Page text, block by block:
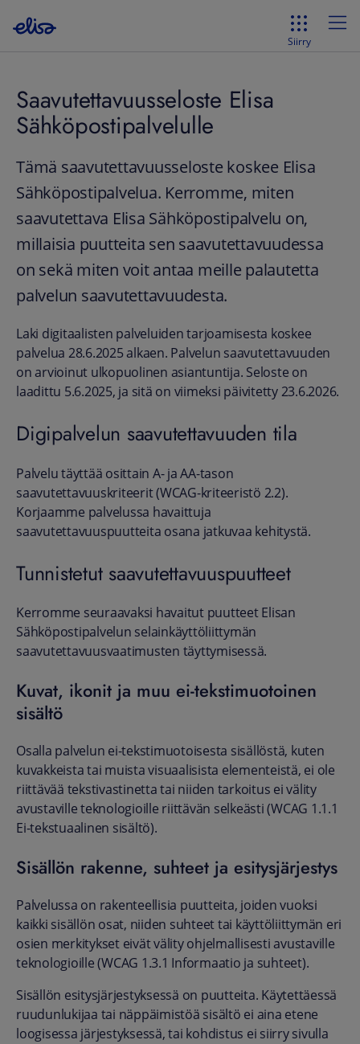
Siirry
Saavutettavuusseloste Elisa
Sähköpostipalvelulle
Tämä saavutettavuusseloste koskee Elisa
Sähköpostipalvelua. Kerromme, miten
saavutettava Elisa Sähköpostipalvelu on,
millaisia puutteita sen saavutettavuudessa
on sekä miten voit antaa meille palautetta
palvelun saavutettavuudesta.
Laki digitaalisten palveluiden tarjoamisesta koskee
palvelua 28.6.2025 alkaen. Palvelun saavutettavuuden
on arvioinut ulkopuolinen asiantuntija. Seloste on
laadittu 5.6.2025, ja sitä on viimeksi päivitetty 23.6.2026.
Digipalvelun saavutettavuuden tila
Palvelu täyttää osittain A- ja AA-tason
saavutettavuuskriteerit (WCAG-kriteeristö 2.2).
Korjaamme palvelussa havaittuja
saavutettavuuspuutteita osana jatkuvaa kehitystä.
Tunnistetut saavutettavuuspuutteet
Kerromme seuraavaksi havaitut puutteet Elisan
Sähköpostipalvelun selainkäyttöliittymän
saavutettavuusvaatimusten täyttymisessä.
Kuvat, ikonit ja muu ei-tekstimuotoinen
sisältö
Osalla palvelun ei-tekstimuotoisesta sisällöstä, kuten
kuvakkeista tai muista visuaalisista elementeistä, ei ole
riittävää tekstivastinetta tai niiden tarkoitus ei välity
avustaville teknologioille riittävän selkeästi (WCAG 1.1.1
Ei-tekstuaalinen sisältö).
Sisällön rakenne, suhteet ja esitysjärjestys
Palvelussa on rakenteellisia puutteita, joiden vuoksi
kaikki sisällön osat, niiden suhteet tai käyttöliittymän eri
osien merkitykset eivät välity ohjelmallisesti avustaville
teknologioille (WCAG 1.3.1 Informaatio ja suhteet).
Sisällön esitysjärjestyksessä on puutteita. Käytettäessä
ruudunlukijaa tai näppäimistöä sisältö ei aina etene
loogisessa järjestyksessä, tai kohdistus ei siirry sivulla